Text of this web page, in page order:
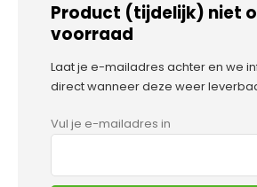
Product (tijdelijk) niet
voorraad
Laat je e-mailadres achter en we
direct wanneer deze weer
Vul je e-mailadres in